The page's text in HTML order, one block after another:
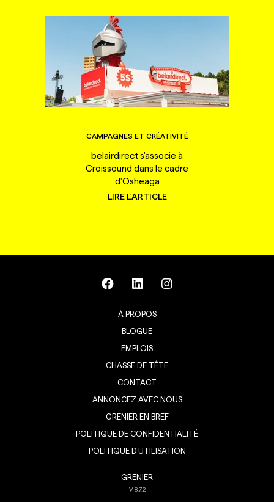
CAMPAGNES ET CRÉATIVITÉ
belairdirect s'associe à
Croissound dans le cadre
d'Osheaga
LIRE L'ARTICLE
À PROPOS
BLOGUE
EMPLOIS
CHASSE DE TÊTE
CONTACT
ANNONCEZ AVEC NOUS
GRENIER EN BREF
POLITIQUE DE CONFIDENTIALITÉ
POLITIQUE D’UTILISATION
GRENIER
V8.7.2